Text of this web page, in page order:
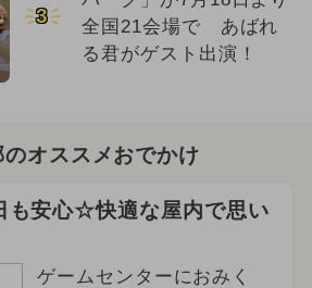
3
全国21会場で あばれ
る君がゲスト出演！
オススメおでかけ
も安心☆快適な屋内で思い
ゲームセンターにおみく